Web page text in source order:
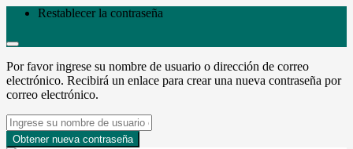
Restablecer la contraseña
Por favor ingrese su nombre de usuario o dirección de correo
electrónico. Recibirá un enlace para crear una nueva contraseña por
correo electrónico.
Obtener nueva contraseña